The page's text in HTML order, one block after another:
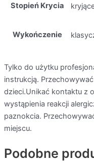
Stopień Krycia
Wykończenie
Tylko do użytku
instrukcją.
dzieci.Unikać kontaktu z
wystąpienia reakcji
paznokcia.
miejscu.
Podobne